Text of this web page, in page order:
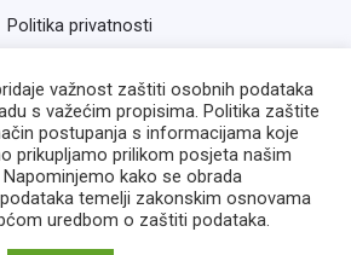
Politika privatnosti
OGŠ Kontesa Dora | Izrada: ISB
važnost zaštiti osobnih podataka
s važećim propisima. Politika zaštite
postupanja s informacijama koje
prikupljamo prilikom posjeta našim
kako se obrada
temelji zakonskim osnovama
uredbom o zaštiti podataka.